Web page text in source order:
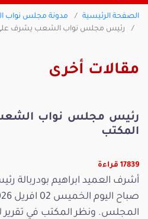
الصفحة الرئيسية
مدونة مجلس نواب
رئيس مجلس نواب الشعب يشرف على
مقالات أخرى
رئيس مجلس نواب
المكتب
17839 قراءة
أشرف العميد ابراهيم
المجلس. ونظر المكتب في تقرير